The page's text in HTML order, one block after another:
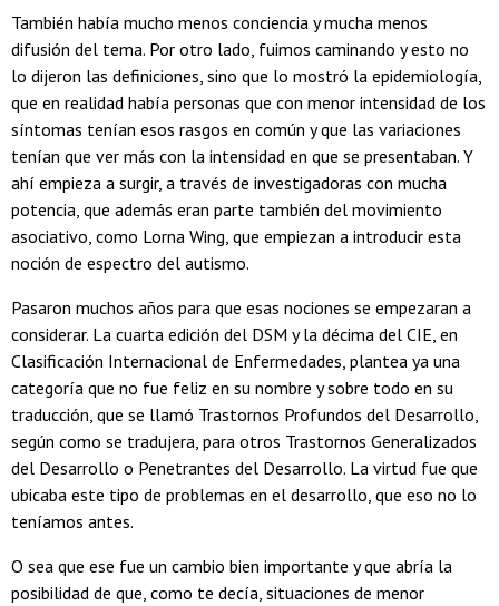
También había mucho menos conciencia y mucha menos
difusión del tema. Por otro lado, fuimos caminando y esto no
lo dijeron las definiciones, sino que lo mostró la epidemiología,
que en realidad había personas que con menor intensidad de los
síntomas tenían esos rasgos en común y que las variaciones
tenían que ver más con la intensidad en que se presentaban. Y
ahí empieza a surgir, a través de investigadoras con mucha
potencia, que además eran parte también del movimiento
asociativo, como Lorna Wing, que empiezan a introducir esta
noción de espectro del autismo.
Pasaron muchos años para que esas nociones se empezaran a
considerar. La cuarta edición del DSM y la décima del CIE, en
Clasificación Internacional de Enfermedades, plantea ya una
categoría que no fue feliz en su nombre y sobre todo en su
traducción, que se llamó Trastornos Profundos del Desarrollo,
según como se tradujera, para otros Trastornos Generalizados
del Desarrollo o Penetrantes del Desarrollo. La virtud fue que
ubicaba este tipo de problemas en el desarrollo, que eso no lo
teníamos antes.
O sea que ese fue un cambio bien importante y que abría la
posibilidad de que, como te decía, situaciones de menor